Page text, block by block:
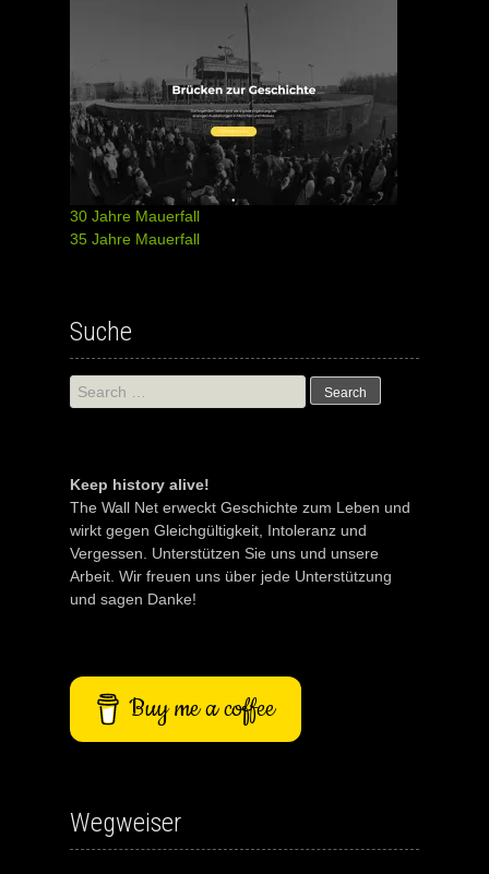
30 Jahre Mauerfall
35 Jahre Mauerfall
Suche
Search
for:
Keep history alive!
The Wall Net erweckt Geschichte zum Leben und
wirkt gegen Gleichgültigkeit, Intoleranz und
Vergessen. Unterstützen Sie uns und unsere
Arbeit. Wir freuen uns über jede Unterstützung
und sagen Danke!
Buy me a coffee
Wegweiser